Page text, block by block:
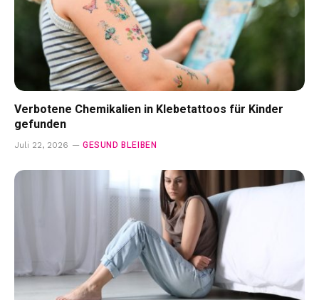
Verbotene Chemikalien in Klebetattoos für Kinder
gefunden
Juli 22, 2026 GESUND BLEIBEN